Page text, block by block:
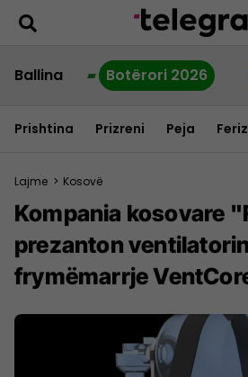
Ballina Botërori 2026
Prishtina Prizreni Peja
Lajme > Kosovë
Kompania kosovare
prezanton
frymëmarrje